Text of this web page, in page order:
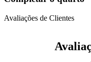
Avaliações de Clientes